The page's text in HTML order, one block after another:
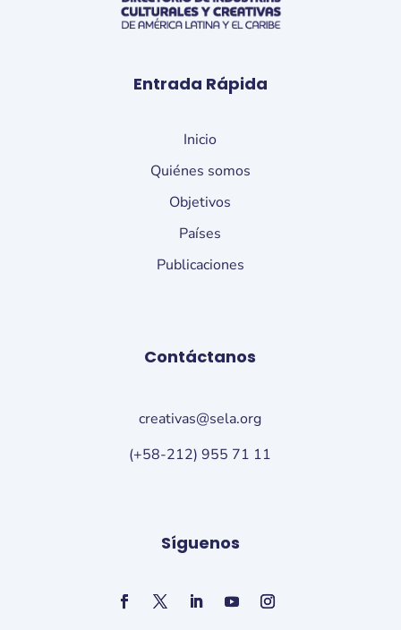
Entrada Rápida
Inicio
Quiénes somos
Objetivos
Países
Publicaciones
Contáctanos
creativas@sela.org
(+58-212) 955 71 11
Síguenos